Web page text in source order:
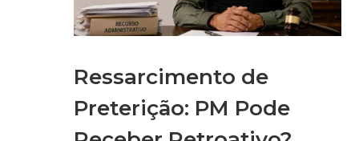
Ressarcimento de
Preterição: PM Pode